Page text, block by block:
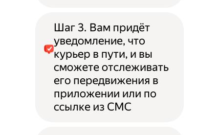
Шаг 3. Вам придёт
уведомление, что
курьер в пути, и вы
сможете отслеживать
его передвижения в
приложении или по
ссылке из СМС